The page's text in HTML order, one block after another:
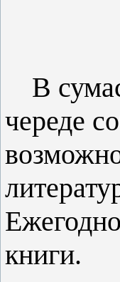
В
череде
книги.